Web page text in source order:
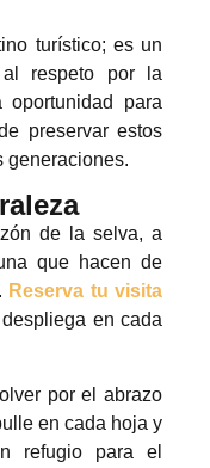
turístico; es un
respeto por la
para
preservar estos
generaciones.
de la selva, a
que hacen de
Reserva tu visita
en cada
por el abrazo
en cada hoja y
refugio para el